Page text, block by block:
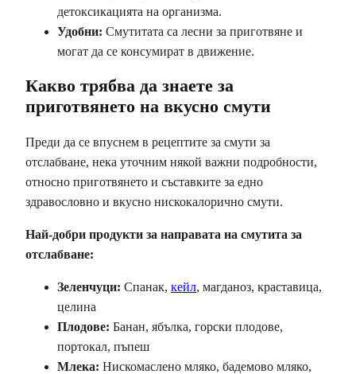
детоксикацията на организма.
Удобни: Смутитата са лесни за приготвяне и
могат да се консумират в движение.
Какво трябва да знаете за
приготвянето на вкусно смути
Преди да се впуснем в рецептите за смути за
отслабване, нека уточним някой важни подробности,
относно приготвянето и съставките за едно
здравословно и вкусно нискокалорично смути.
Най-добри продукти за направата на смутита за
отслабване:
Зеленчуци: Спанак, кейл, магданоз, краставица,
целина
Плодове: Банан, ябълка, горски плодове,
портокал, пъпеш
Млека: Нискомаслено мляко, бадемово мляко,